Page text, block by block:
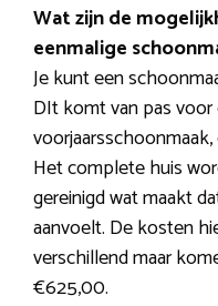
Wat zijn de
eenmalige
Je kunt een
DIt komt van pas
Het complete huis
gereinigd wat maakt
aanvoelt. De kosten
verschillend maar
€625,00.